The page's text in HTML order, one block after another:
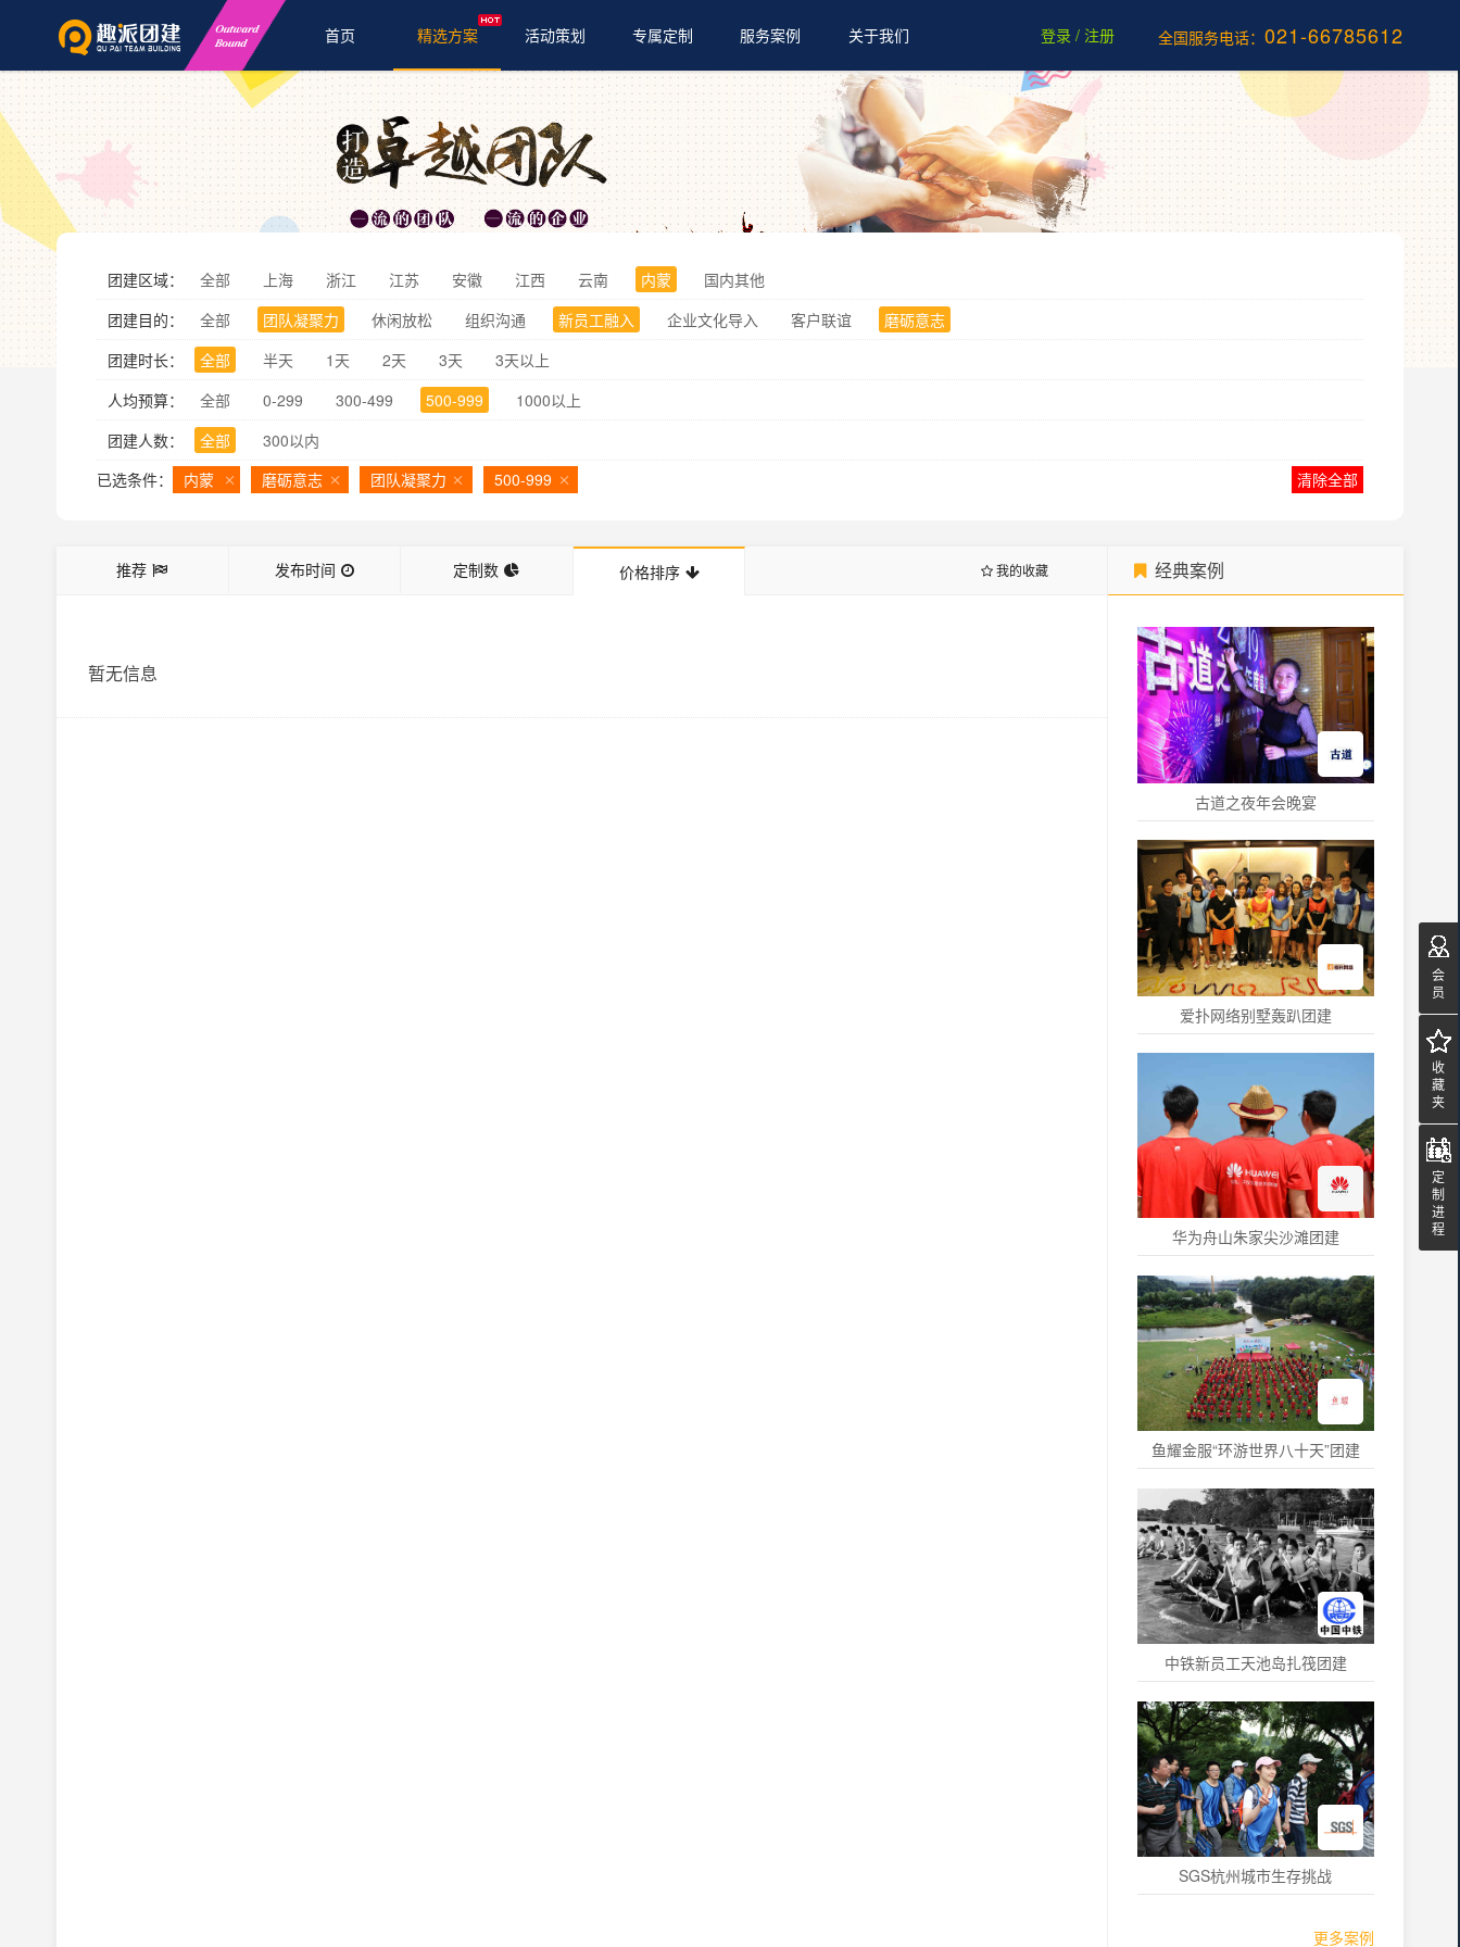
首页 精选方案 活动策划
体育赛事
亲子活动
会务年会
专属定制 服务案例 关于我们 登录 / 注册 全国服务电话： 021-66785612
团建区域： 全部 上海 浙江 江苏 安徽 江西 云南 内蒙
国内其他
团建目的：
全部 团队凝聚力 休闲放松 组织沟通 新员工融入 企业文化导入 客户联谊
磨砺意志
团建时长：
全部 半天 1天 2天 3天
3天以上
人均预算：
全部 0-299 300-499 500-999
1000以上
团建人数：
全部
300以内
已选条件：
清除全部
内蒙 磨砺意志 团队凝聚力 500-999
推荐 发布时间 定制数 价格排序 我的收藏
暂无信息
经典案例
古道之夜年会晚宴
爱扑网络别墅轰趴团建
华为舟山朱家尖沙滩团建
鱼耀金服“环游世界八十天”团建
中铁新员工天池岛扎筏团建
SGS杭州城市生存挑战
更多案例
会
员
收
藏
夹
定
制
进
程